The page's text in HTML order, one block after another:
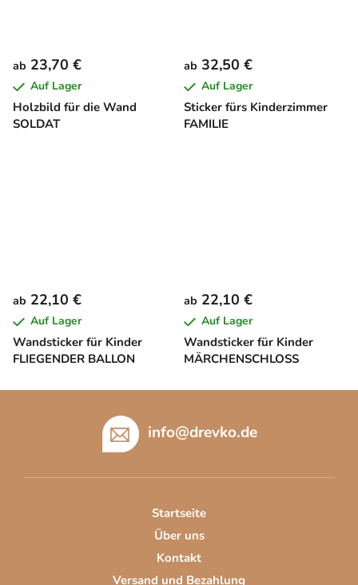
Holzbild für die Wand
SOLDAT
ab 23,70 €
Auf Lager
Sticker fürs Kinderzimmer
FAMILIE
ab 32,50 €
Auf Lager
Wandsticker für Kinder
FLIEGENDER BALLON
ab 22,10 €
Auf Lager
Wandsticker für Kinder
MÄRCHENSCHLOSS
ab 22,10 €
Auf Lager
info@drevko.de
Startseite
Über uns
Kontakt
Versand und Bezahlung